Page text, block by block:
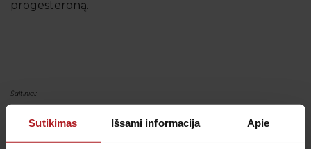
Sutikimas Išsami informacija Apie
progesteroną.
Šaltiniai: